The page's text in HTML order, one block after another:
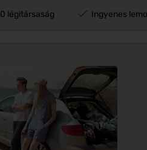
légitársaság Ingyenes